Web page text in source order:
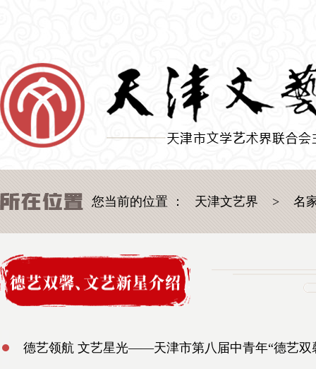
您当前的位置 ： 天津文艺界 > 名
德艺领航 文艺星光——天津市第八届中青年“德艺双